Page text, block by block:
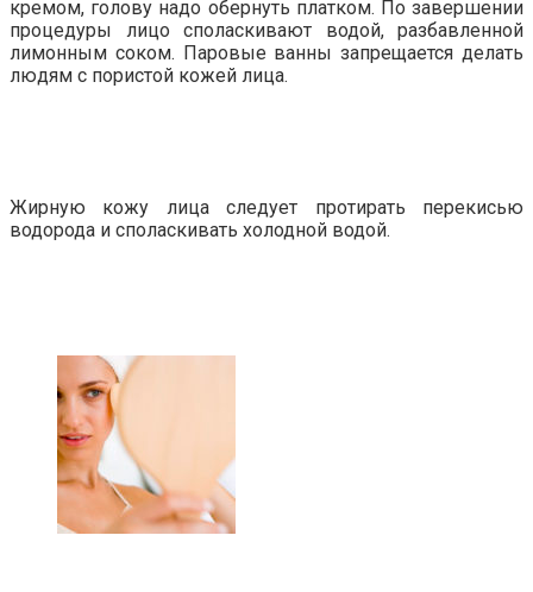
кремом, голову надо обернуть платком. По завершении
процедуры лицо споласкивают водой, разбавленной
лимонным соком. Паровые ванны запрещается делать
людям с пористой кожей лица.
Жирную кожу лица следует протирать перекисью
водорода и споласкивать холодной водой.